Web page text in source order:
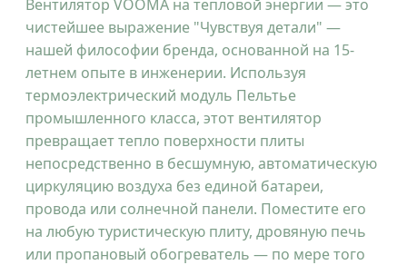
Вентилятор VOOMA на тепловой энергии — это
чистейшее выражение "Чувствуя детали" —
нашей философии бренда, основанной на 15-
летнем опыте в инженерии. Используя
термоэлектрический модуль Пельтье
промышленного класса, этот вентилятор
превращает тепло поверхности плиты
непосредственно в бесшумную, автоматическую
циркуляцию воздуха без единой батареи,
провода или солнечной панели. Поместите его
на любую туристическую плиту, дровяную печь
или пропановый обогреватель — по мере того